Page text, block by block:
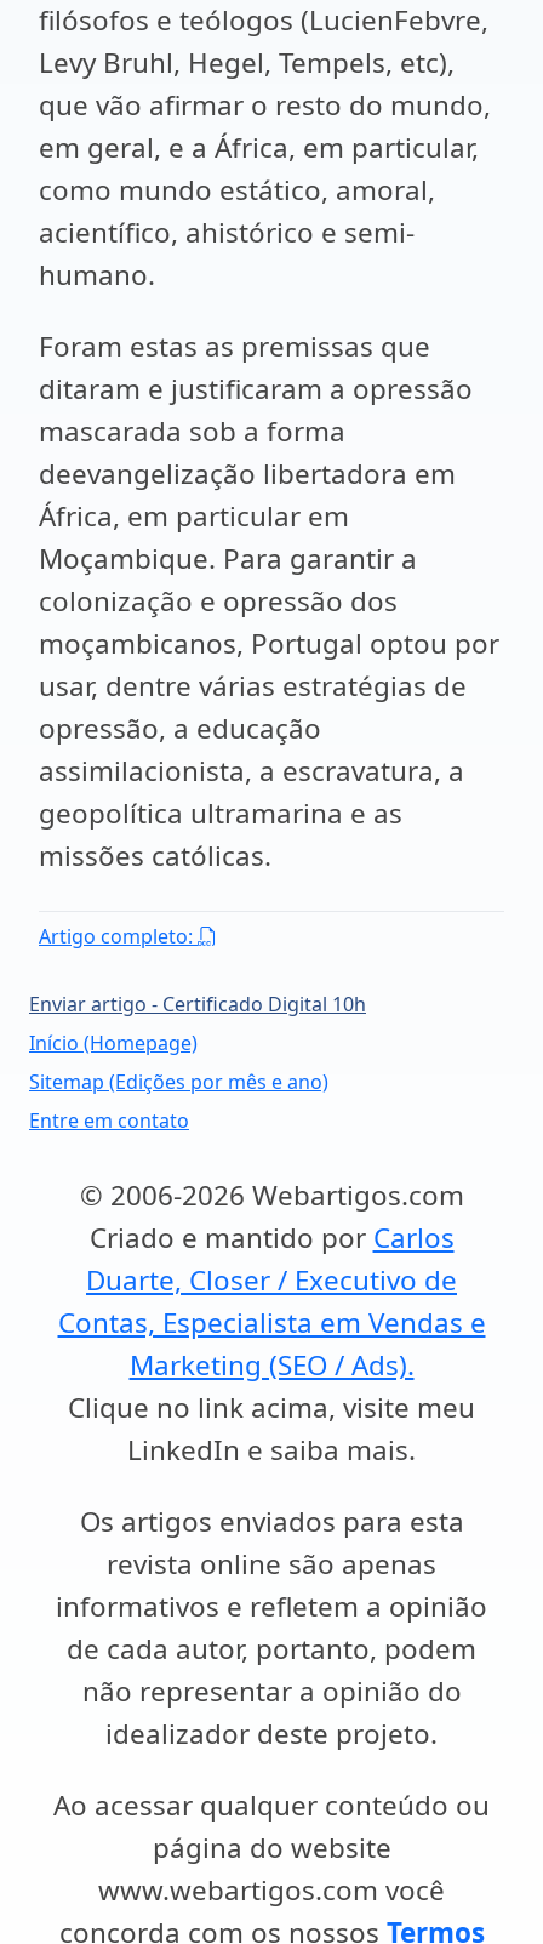
filósofos e teólogos (LucienFebvre,
Levy Bruhl, Hegel, Tempels, etc),
que vão afirmar o resto do mundo,
em geral, e a África, em particular,
como mundo estático, amoral,
acientífico, ahistórico e semi-
humano.
Foram estas as premissas que
ditaram e justificaram a opressão
mascarada sob a forma
deevangelização libertadora em
África, em particular em
Moçambique. Para garantir a
colonização e opressão dos
moçambicanos, Portugal optou por
usar, dentre várias estratégias de
opressão, a educação
assimilacionista, a escravatura, a
geopolítica ultramarina e as
missões católicas.
Artigo completo:
Enviar artigo - Certificado Digital 10h
Início (Homepage)
Sitemap (Edições por mês e ano)
Entre em contato
© 2006-2026 Webartigos.com
Criado e mantido por Carlos
Duarte, Closer / Executivo de
Contas, Especialista em Vendas e
Marketing (SEO / Ads).
Clique no link acima, visite meu
LinkedIn e saiba mais.
Os artigos enviados para esta
revista online são apenas
informativos e refletem a opinião
de cada autor, portanto, podem
não representar a opinião do
idealizador deste projeto.
Ao acessar qualquer conteúdo ou
página do website
www.webartigos.com você
concorda com os nossos Termos